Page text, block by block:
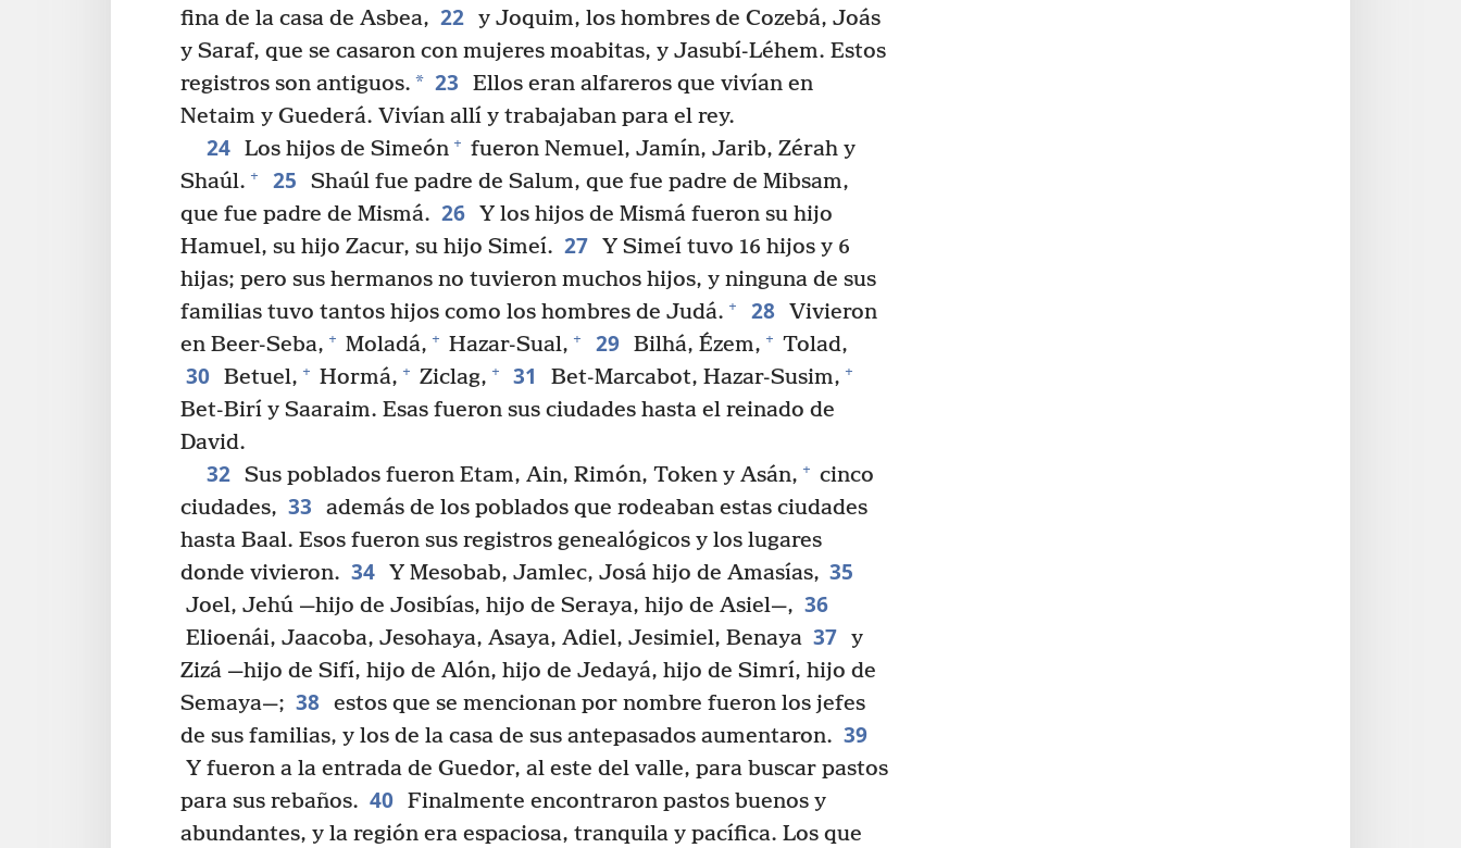
fina de la casa de Asbea, 22 y Joquim, los hombres de Cozebá, Joás
y Saraf, que se casaron con mujeres moabitas, y Jasubí-Léhem. Estos
registros son antiguos. * 23
Ellos eran alfareros que vivían en
Netaim y Guederá. Vivían allí y trabajaban para el rey.
24 Los hijos de Simeón + fueron Nemuel, Jamín, Jarib, Zérah y
Shaúl. + 25
Shaúl fue padre de Salum, que fue padre de Mibsam,
que fue padre de Mismá. 26 Y los hijos de Mismá fueron su hijo
Hamuel, su hijo Zacur, su hijo Simeí. 27 Y Simeí tuvo 16 hijos y 6
hijas; pero sus hermanos no tuvieron muchos hijos, y ninguna de sus
familias tuvo tantos hijos como los hombres de Judá. + 28 Vivieron
en Beer-Seba, + Moladá, + Hazar-Sual, + 29 Bilhá, Ézem, + Tolad,
30 Betuel, + Hormá, + Ziclag, + 31 Bet-Marcabot, Hazar-Susim, +
Bet-Birí y Saaraim. Esas fueron sus ciudades hasta el reinado de
David.
32 Sus poblados fueron Etam, Ain, Rimón, Token y Asán, + cinco
ciudades, 33
además de los poblados que rodeaban estas ciudades
hasta Baal. Esos fueron sus registros genealógicos y los lugares
donde vivieron. 34 Y Mesobab, Jamlec, Josá hijo de Amasías, 35
Joel, Jehú —hijo de Josibías, hijo de Seraya, hijo de Asiel—, 36
Elioenái, Jaacoba, Jesohaya, Asaya, Adiel, Jesimiel, Benaya 37 y
Zizá —hijo de Sifí, hijo de Alón, hijo de Jedayá, hijo de Simrí, hijo de
Semaya—; 38 estos que se mencionan por nombre fueron los jefes
de sus familias, y los de la casa de sus antepasados aumentaron. 39
Y fueron a la entrada de Guedor, al este del valle, para buscar pastos
para sus rebaños. 40 Finalmente encontraron pastos buenos y
abundantes, y la región era espaciosa, tranquila y pacífica. Los que